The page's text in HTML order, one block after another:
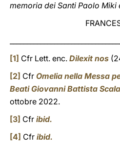
memoria dei Santi Paolo Miki
[1] Cfr Lett. enc. Dilexit nos
[2] Cfr Omelia nella Messa
Beati Giovanni Battista
ottobre 2022.
[3] Cfr ibid.
[4] Cfr ibid.